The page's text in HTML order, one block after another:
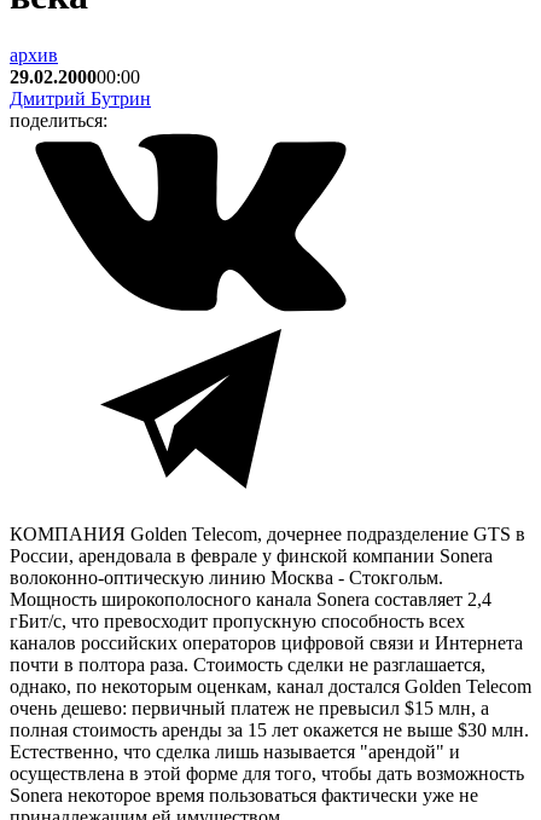
архив
29.02.200000:00
Дмитрий Бутрин
поделиться:
КОМПАНИЯ Golden Telecom, дочернее подразделение GTS в
России, арендовала в феврале у финской компании Sonera
волоконно-оптическую линию Москва - Стокгольм.
Мощность широкополосного канала Sonera составляет 2,4
гБит/c, что превосходит пропускную способность всех
каналов российских операторов цифровой связи и Интернета
почти в полтора раза. Стоимость сделки не разглашается,
однако, по некоторым оценкам, канал достался Golden Telecom
очень дешево: первичный платеж не превысил $15 млн, а
полная стоимость аренды за 15 лет окажется не выше $30 млн.
Естественно, что сделка лишь называется "арендой" и
осуществлена в этой форме для того, чтобы дать возможность
Sonera некоторое время пользоваться фактически уже не